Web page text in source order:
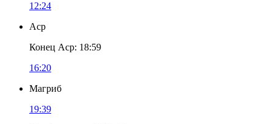
12:24
Аср
Конец Аср: 18:59
16:20
Магриб
19:39